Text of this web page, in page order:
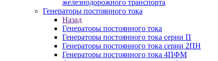
железнодорожного транспорта
Генераторы постоянного тока
Назад
Генераторы постоянного тока
Генераторы постоянного тока серии П
Генераторы постоянного тока серии 2ПН
Генераторы постоянного тока 4ПФМ